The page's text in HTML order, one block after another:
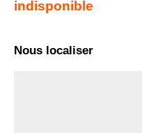
indisponible
Nous localiser